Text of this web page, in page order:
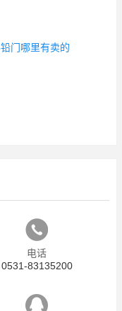
门哪里有卖的
电话
0531-83135200